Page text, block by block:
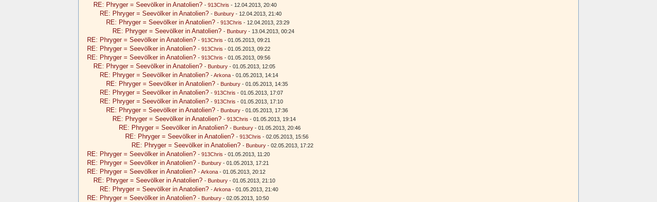
RE: Phryger = Seevölker in Anatolien? - 913Chris - 12.04.2013, 20:40
RE: Phryger = Seevölker in Anatolien? - Bunbury - 12.04.2013, 21:40
RE: Phryger = Seevölker in Anatolien? - 913Chris - 12.04.2013, 23:29
RE: Phryger = Seevölker in Anatolien? - Bunbury - 13.04.2013, 00:24
RE: Phryger = Seevölker in Anatolien? - 913Chris - 01.05.2013, 09:21
RE: Phryger = Seevölker in Anatolien? - 913Chris - 01.05.2013, 09:22
RE: Phryger = Seevölker in Anatolien? - 913Chris - 01.05.2013, 09:56
RE: Phryger = Seevölker in Anatolien? - Bunbury - 01.05.2013, 12:05
RE: Phryger = Seevölker in Anatolien? -Arkona - 01.05.2013, 14:14
RE: Phryger = Seevölker in Anatolien? - Bunbury - 01.05.2013, 14:35
RE: Phryger = Seevölker in Anatolien? - 913Chris - 01.05.2013, 17:07
RE: Phryger = Seevölker in Anatolien? - 913Chris - 01.05.2013, 17:10
RE: Phryger = Seevölker in Anatolien? - Bunbury - 01.05.2013, 17:36
RE: Phryger = Seevölker in Anatolien? - 913Chris - 01.05.2013, 19:14
RE: Phryger = Seevölker in Anatolien? - Bunbury - 01.05.2013, 20:46
RE: Phryger = Seevölker in Anatolien? - 913Chris - 02.05.2013, 15:56
RE: Phryger = Seevölker in Anatolien? - Bunbury - 02.05.2013, 17:22
RE: Phryger = Seevölker in Anatolien? - 913Chris - 01.05.2013, 11:20
RE: Phryger = Seevölker in Anatolien? - Bunbury - 01.05.2013, 17:21
RE: Phryger = Seevölker in Anatolien? -Arkona - 01.05.2013, 20:12
RE: Phryger = Seevölker in Anatolien? - Bunbury - 01.05.2013, 21:10
RE: Phryger = Seevölker in Anatolien? -Arkona - 01.05.2013, 21:40
RE: Phryger = Seevölker in Anatolien? - Bunbury - 02.05.2013, 10:50